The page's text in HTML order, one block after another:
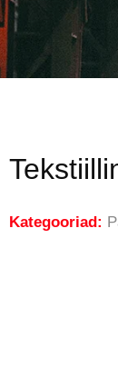
Kategooriad: